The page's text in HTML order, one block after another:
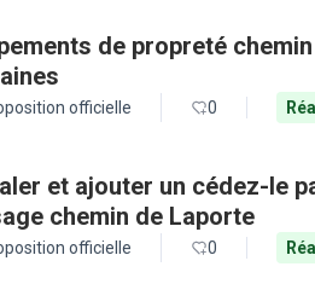
de propreté
officielle 0
et ajouter un cédez-le
chemin de Laporte
officielle 0